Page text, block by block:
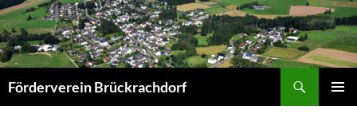
Zum
Inhalt
springen
Förderverein Brückrachdorf